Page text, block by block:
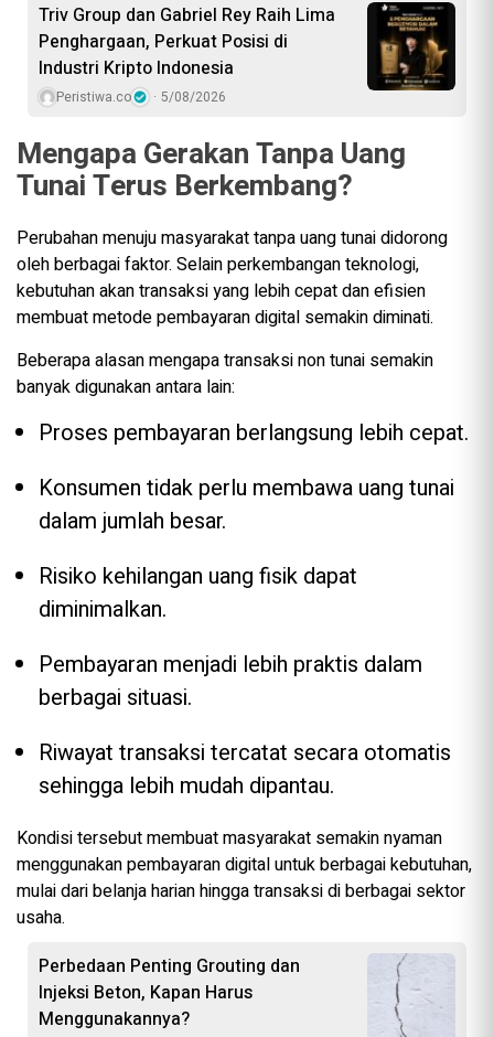
Triv Group dan Gabriel Rey Raih Lima
Penghargaan, Perkuat Posisi di
Industri Kripto Indonesia
Peristiwa.co 5/08/2026
Mengapa Gerakan Tanpa Uang
Tunai Terus Berkembang?
Perubahan menuju masyarakat tanpa uang tunai didorong
oleh berbagai faktor. Selain perkembangan teknologi,
kebutuhan akan transaksi yang lebih cepat dan efisien
membuat metode pembayaran digital semakin diminati.
Beberapa alasan mengapa transaksi non tunai semakin
banyak digunakan antara lain:
Proses pembayaran berlangsung lebih cepat.
Konsumen tidak perlu membawa uang tunai
dalam jumlah besar.
Risiko kehilangan uang fisik dapat
diminimalkan.
Pembayaran menjadi lebih praktis dalam
berbagai situasi.
Riwayat transaksi tercatat secara otomatis
sehingga lebih mudah dipantau.
Kondisi tersebut membuat masyarakat semakin nyaman
menggunakan pembayaran digital untuk berbagai kebutuhan,
mulai dari belanja harian hingga transaksi di berbagai sektor
usaha.
Perbedaan Penting Grouting dan
Injeksi Beton, Kapan Harus
Menggunakannya?